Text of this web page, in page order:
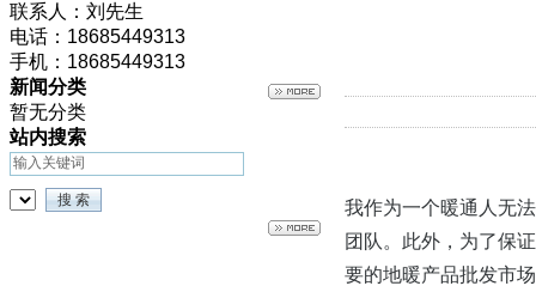
联系人：刘先生
电话：18685449313
手机：18685449313
新闻分类
暂无分类
站内搜索
我作为一个暖通人无
团队。此外，为了保
要的地暖产品批发市